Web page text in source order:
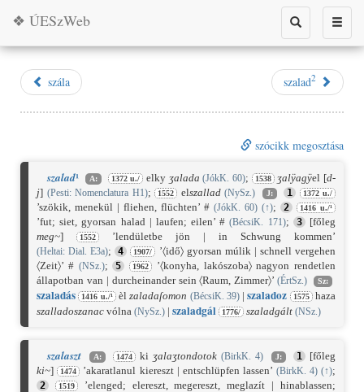
Toggle
Toggle
search
❖ ÚESzWeb
szála szalad2
szócikk megosztása
szalad¹ A: 1372 u./ elky ʒalada (JókK. 60); 1538 ʒalÿagÿel [d-
j] (Pesti: Nomenclatura H1); 1552 elszallad (NySz.) J: 1 1372 u./
’szökik, menekül | fliehen, flüchten’ # (JókK. 60) (↑); 2 1416 u./¹
’fut; siet, gyorsan halad | laufen; eilen’ #(BécsiK. 171); 3 [főleg
meg~] 1552 ’lendületbe jön | in Schwung kommen’
(Heltai: Dial. E3a); 4 1907/
’〈idő〉 gyorsan múlik | schnell vergehen
〈Zeit〉’ # (NSz.); 5 1962
’〈konyha, lakószoba〉 nagyon rendetlen
állapotban van | durcheinander sein 〈Raum, Zimmer〉’(ÉrtSz.) Sz:
szaladás 1416 u./¹ èlzaladaſomon (BécsiK. 39)|szaladoz 1575 haza
szalladoszanac vólna (NySz.) | szaladgál 1776/ szaladgált (NSz.)
szalaszt A: 1474 kiʒalaʒtondotok (BirkK. 4) J: 1 [főleg
ki~] 1474 ’akaratlanul kiereszt | entschlüpfen lassen’ (BirkK. 4) (↑);
2 1519 ’elenged; elereszt, megereszt, meglazít | hinablassen;